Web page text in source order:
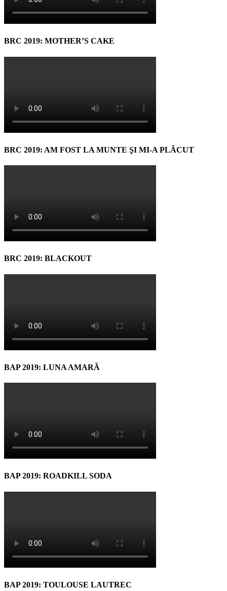
BRC 2019: MOTHER’S CAKE
BRC 2019: AM FOST LA MUNTE ŞI MI-A PLĂCUT
BRC 2019: BLACKOUT
BAP 2019: LUNA AMARĂ
BAP 2019: ROADKILL SODA
BAP 2019: TOULOUSE LAUTREC